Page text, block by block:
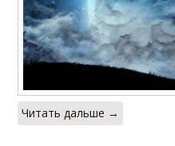
Читать дальше →